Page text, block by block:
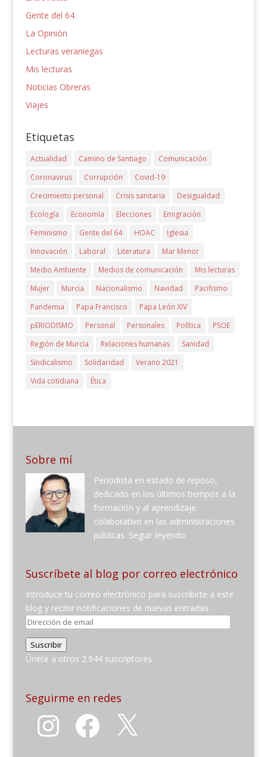
Gente del 64
La Opinión
Lecturas veraniegas
Mis lecturas
Noticias Obreras
Viajes
Etiquetas
Actualidad Camino de Santiago
Comunicación
Coronavirus
Corrupción
Covid-19
Crecimiento personal
Crisis sanitaria
Desigualdad
Ecología
Economía Elecciones
Emigración
Feminismo
Gente del 64 HOAC
Iglesia
Innovación
Laboral Literatura
Mar Menor
Medio Ambiente
Medios de comunicación
Mis lecturas
Mujer
Murcia Nacionalismo Navidad
Pacifismo
Pandemia
Papa Francisco
Papa León XIV
pERIODISMO
Personal Personales Política
PSOE
Región de Murcia
Relaciones humanas
Sanidad
Sindicalismo
Solidaridad
Verano 2021
Vida cotidiana
Ética
Sobre mí
Periodista en estado de reposo,
dedicado en los últimos tiempos a la
formación y al aprendizaje
colaborativo en las administraciones
públicas. Seguir leyendo
Suscríbete al blog por correo electrónico
Introduce tu correo electrónico para suscribirte a este
blog y recibir notificaciones de nuevas entradas.
Dirección
de
email
Suscribir
Únete a otros 2.944 suscriptores
Seguirme en redes
Instagram Facebook